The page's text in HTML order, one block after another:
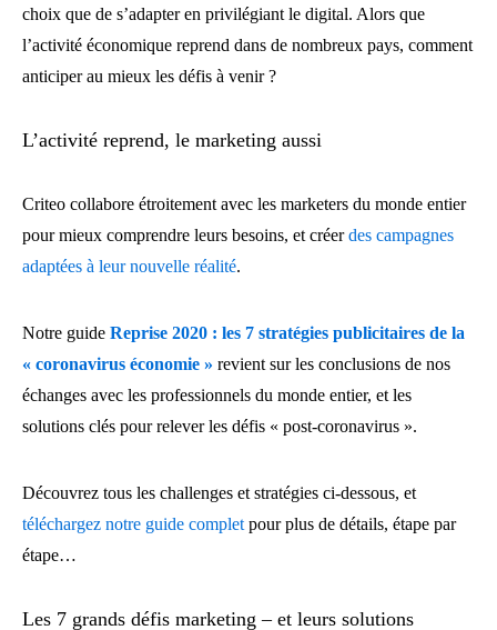
choix que de s’adapter en privilégiant le digital. Alors que
l’activité économique reprend dans de nombreux pays, comment
anticiper au mieux les défis à venir ?
L’activité reprend, le marketing aussi
Criteo collabore étroitement avec les marketers du monde entier
pour mieux comprendre leurs besoins, et créerdes campagnes
adaptées à leur nouvelle réalité.
Notre guide Reprise 2020 : les 7 stratégies publicitaires de la
« coronavirus économie » revient sur les conclusions de nos
échanges avec les professionnels du monde entier, et les
solutions clés pour relever les défis « post-coronavirus ».
Découvrez tous les challenges et stratégies ci-dessous, et
téléchargez notre guide complet pour plus de détails, étape par
étape…
Les 7 grands défis marketing – et leurs solutions